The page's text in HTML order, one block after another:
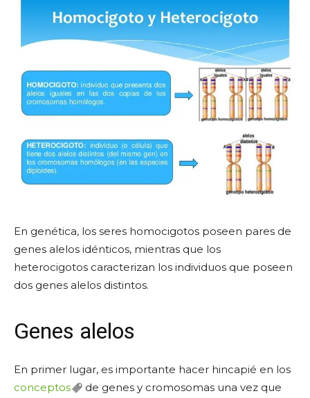
En genética, los seres homocigotos poseen pares de
genes alelos idénticos, mientras que los
heterocigotos caracterizan los individuos que poseen
dos genes alelos distintos.
Genes alelos
En primer lugar, es importante hacer hincapié en los
conceptos
de genes y cromosomas una vez que